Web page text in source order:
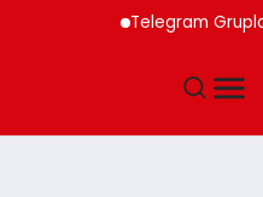
Telegram Grupları